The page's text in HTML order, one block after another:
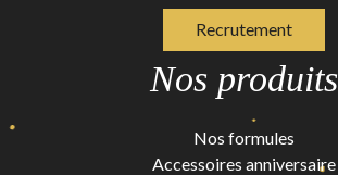
Recrutement
Nos produits
Nos formules
Accessoires anniversaire